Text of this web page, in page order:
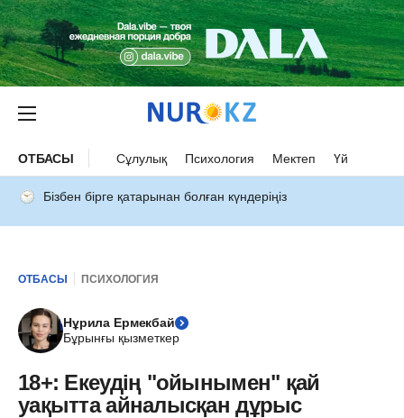
ОТБАСЫ Сұлулық Психология Мектеп Үй
Бізбен бірге қатарынан болған күндеріңіз
ОТБАСЫ ПСИХОЛОГИЯ
Нұрила Ермекбай
Бұрынғы қызметкер
18+: Екеудің "ойынымен" қай
уақытта айналысқан дұрыс